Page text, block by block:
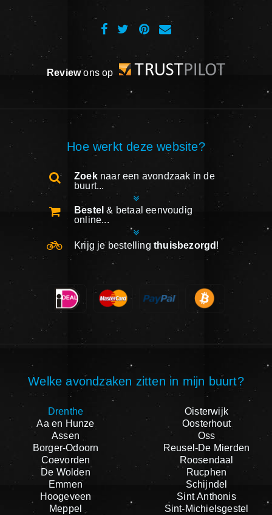
Reviewons op
Hoe werkt deze website?
Zoeknaar een avondzaak in de
buurt...
Bestel & betaal eenvoudig
online...
Krijg je bestelling thuisbezorgd !
Welke avondzaken zitten in mijn buurt?
Drenthe
Aa en Hunze
Assen
Borger-Odoorn
Coevorden
De Wolden
Emmen
Hoogeveen
Meppel
Oisterwijk
Oosterhout
Oss
Reusel-De Mierden
Roosendaal
Rucphen
Schijndel
Sint Anthonis
Sint-Michielsgestel